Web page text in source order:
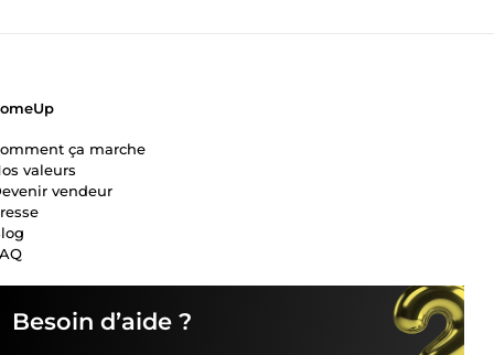
Besoin d’aide ?
ça marche
valeurs
vendeur